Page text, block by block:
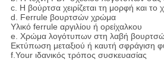
c. Η βούρτσα χειρίζεται τη μορφή και το
d. Ferrule βουρτσών χρώμα
Υλικό ferrule αργιλίου ή ορείχαλκου
e. Χρώμα λογότυπων στη λαβή
Εκτύπωση μεταξιού ή καυτή σφράγιση
f.Your ιδανικός τρόπος συσκευασίας